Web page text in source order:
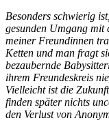
Besonders schwierig
gesunden Umgang mit
meiner Freundinnen
Ketten und man fragt
bezaubernde
ihrem Freundeskreis
Vielleicht ist die
finden später nichts
den Verlust von